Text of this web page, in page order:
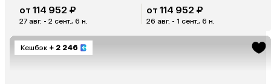
от 114 952 ₽
27 авг. - 2 сент., 6 н.
от 114 952 ₽
26 авг. - 1 сент., 6 н.
Кешбэк + 2 246